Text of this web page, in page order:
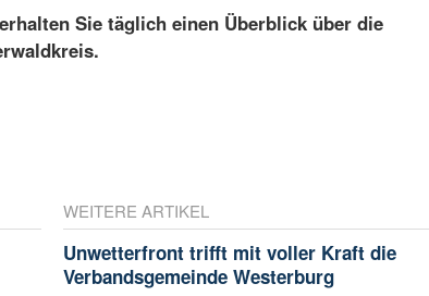
Sie täglich einen Überblick über die
WEITERE ARTIKEL
Unwetterfront trifft mit voller Kraft die
Verbandsgemeinde Westerburg